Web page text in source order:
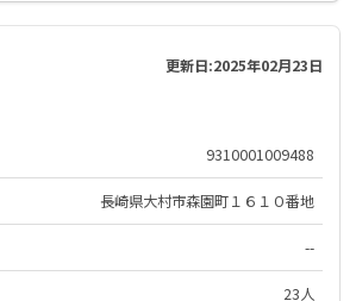
更新日:2025年02月23日
9310001009488
長崎県大村市森園町１６１０番地
--
23人